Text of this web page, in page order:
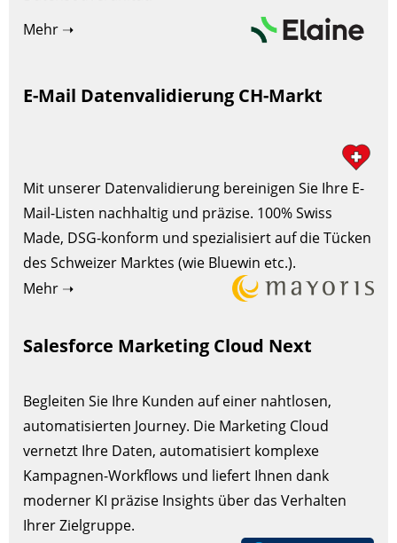
Mehr ➝
E-Mail Datenvalidierung CH-Markt
Mit unserer Datenvalidierung bereinigen Sie Ihre E-
Mail-Listen nachhaltig und präzise. 100% Swiss
Made, DSG-konform und spezialisiert auf die Tücken
des Schweizer Marktes (wie Bluewin etc.).
Mehr ➝
Salesforce Marketing Cloud Next
Begleiten Sie Ihre Kunden auf einer nahtlosen,
automatisierten Journey. Die Marketing Cloud
vernetzt Ihre Daten, automatisiert komplexe
Kampagnen-Workflows und liefert Ihnen dank
moderner KI präzise Insights über das Verhalten
Ihrer Zielgruppe.